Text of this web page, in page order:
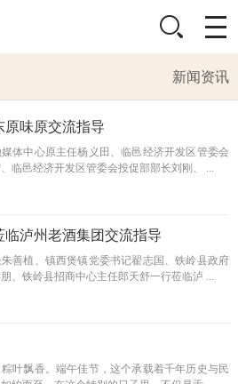
新闻资讯
原味原交流指导
体中心原主任杨义田、临邑经济开发区管委会
临邑经济开发区管委会投促部部长刘刚、 ...
泸州老酒集团交流指导
善植、镇西煲镇党委书记翟志国、铁岭县政府
、铁岭县招商中心主任郎天舒一行莅临泸 ...
叶飘香。端午佳节，这个承载着千年历史与民